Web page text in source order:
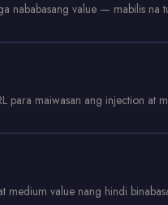
nababasang value — mabilis na
para maiwasan ang injection at
value nang hindi